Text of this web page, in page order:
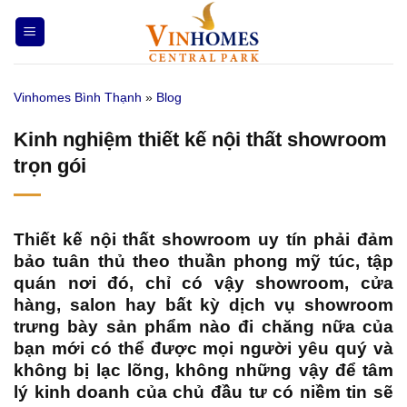
qua
nội
Vinhomes Bình Thạnh » Blog
Kinh nghiệm thiết kế nội thất showroom
trọn gói
Thiết kế nội thất showroom uy tín phải đảm
bảo tuân thủ theo thuần phong mỹ túc, tập
quán nơi đó, chỉ có vậy showroom, cửa
hàng, salon hay bất kỳ dịch vụ showroom
trưng bày sản phẩm nào đi chăng nữa của
bạn mới có thể được mọi người yêu quý và
không bị lạc lõng, không những vậy để tâm
lý kinh doanh của chủ đầu tư có niềm tin sẽ